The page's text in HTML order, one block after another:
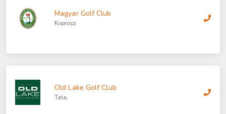
Magyar Golf Club
Kisoroszi
Old Lake Golf Club
Tata,